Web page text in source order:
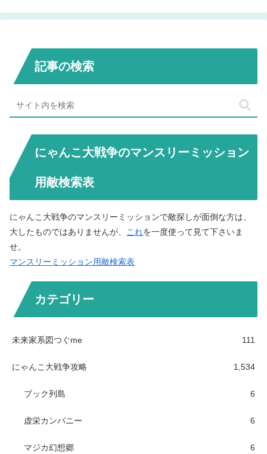
記事の検索
にゃんこ大戦争のマンスリーミッション
用敵検索表
にゃんこ大戦争のマンスリーミッションで敵探しが面倒な方は、
大したものではありませんが、 これを一度使って見て下さいま
せ。
マンスリーミッション用敵検索表
カテゴリー
未来家系図つぐme 111
にゃんこ大戦争攻略 1,534
ブック列島 6
虚栄カンパニー 6
マジカ幻想郷 6